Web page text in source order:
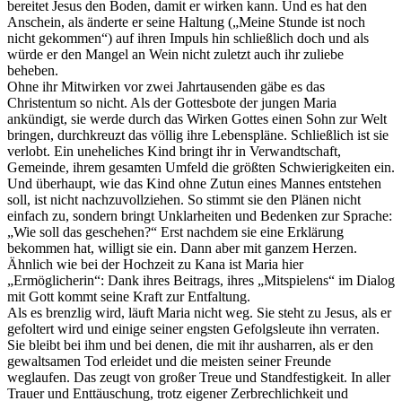
bereitet Jesus den Boden, damit er wirken kann. Und es hat den
Anschein, als änderte er seine Haltung („Meine Stunde ist noch
nicht gekommen“) auf ihren Impuls hin schließlich doch und als
würde er den Mangel an Wein nicht zuletzt auch ihr zuliebe
beheben.
Ohne ihr Mitwirken vor zwei Jahrtausenden gäbe es das
Christentum so nicht. Als der Gottesbote der jungen Maria
ankündigt, sie werde durch das Wirken Gottes einen Sohn zur Welt
bringen, durchkreuzt das völlig ihre Lebenspläne. Schließlich ist sie
verlobt. Ein uneheliches Kind bringt ihr in Verwandtschaft,
Gemeinde, ihrem gesamten Umfeld die größten Schwierigkeiten ein.
Und überhaupt, wie das Kind ohne Zutun eines Mannes entstehen
soll, ist nicht nachzuvollziehen. So stimmt sie den Plänen nicht
einfach zu, sondern bringt Unklarheiten und Bedenken zur Sprache:
„Wie soll das geschehen?“ Erst nachdem sie eine Erklärung
bekommen hat, willigt sie ein. Dann aber mit ganzem Herzen.
Ähnlich wie bei der Hochzeit zu Kana ist Maria hier
„Ermöglicherin“: Dank ihres Beitrags, ihres „Mitspielens“ im Dialog
mit Gott kommt seine Kraft zur Entfaltung.
Als es brenzlig wird, läuft Maria nicht weg. Sie steht zu Jesus, als er
gefoltert wird und einige seiner engsten Gefolgsleute ihn verraten.
Sie bleibt bei ihm und bei denen, die mit ihr ausharren, als er den
gewaltsamen Tod erleidet und die meisten seiner Freunde
weglaufen. Das zeugt von großer Treue und Standfestigkeit. In aller
Trauer und Enttäuschung, trotz eigener Zerbrechlichkeit und